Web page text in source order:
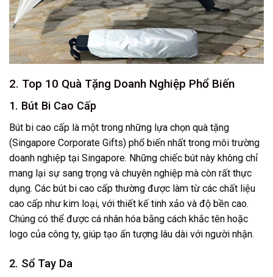
2. Top 10 Quà Tặng Doanh Nghiệp Phổ Biến
1. Bút Bi Cao Cấp
Bút bi cao cấp là một trong những lựa chọn quà tặng
(Singapore Corporate Gifts) phổ biến nhất trong môi trường
doanh nghiệp tại Singapore. Những chiếc bút này không chỉ
mang lại sự sang trọng và chuyên nghiệp mà còn rất thực
dụng. Các bút bi cao cấp thường được làm từ các chất liệu
cao cấp như kim loại, với thiết kế tinh xảo và độ bền cao.
Chúng có thể được cá nhân hóa bằng cách khắc tên hoặc
logo của công ty, giúp tạo ấn tượng lâu dài với người nhận.
2. Sổ Tay Da